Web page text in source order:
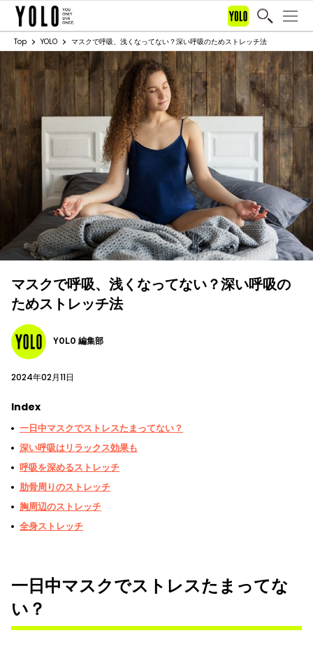
Top YOLO マスクで呼吸、浅くなってない？深い呼吸のためストレッチ法
マスクで呼吸、浅くなってない？深い呼吸の
ためストレッチ法
YOLO 編集部
2024年02月11日
Index
一日中マスクでストレスたまってない？
深い呼吸はリラックス効果も
呼吸を深めるストレッチ
肋骨周りのストレッチ
胸周辺のストレッチ
全身ストレッチ
一日中マスクでストレスたまってな
い？